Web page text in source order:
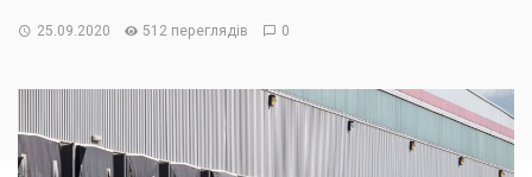
25.09.2020 512 переглядів 0